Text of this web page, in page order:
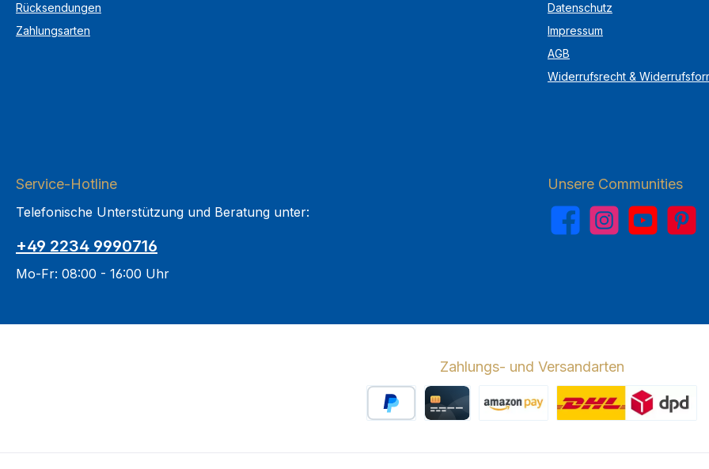
Rücksendungen
Zahlungsarten
Datenschutz
Impressum
AGB
Widerrufsrecht &
Service-Hotline
Telefonische Unterstützung und Beratung unter:
+49 2234 9990716
Mo-Fr: 08:00 - 16:00 Uhr
Unsere Communities
FacebookInstagramYouTubePinterest
Zahlungs- und Versandarten